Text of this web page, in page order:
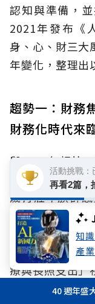
知
產
認知與準備，
2021年發布《
身、心、財三大
年變化，整理出
趨勢一：財務
財務化時代來
與2021年相比
升為國人最擔
歲青壯年族群
安。顯示在高
下，民眾對退
提升。調查更
療與長照支出」
點出長照風險
40 週年盛
活動挑戰：
再看2篇，